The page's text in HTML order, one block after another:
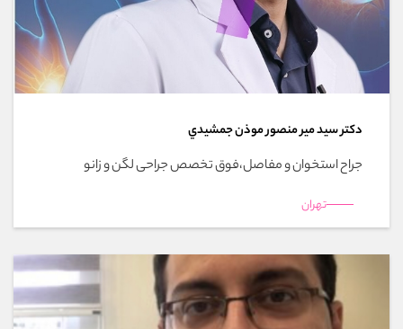
دکتر سيد مير منصور موذن جمشيدي
جراح استخوان و مفاصل،فوق تخصص جراحی لگن و زانو
تهران